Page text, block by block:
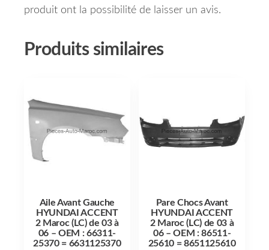
produit ont la possibilité de laisser un avis.
Produits similaires
Aile Avant Gauche
HYUNDAI ACCENT
2 Maroc (LC) de 03 à
06 – OEM : 66311-
25370 = 6631125370
Pare Chocs Avant
HYUNDAI ACCENT
2 Maroc (LC) de 03 à
06 – OEM : 86511-
25610 = 8651125610